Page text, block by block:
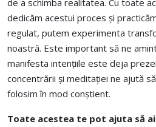
de a schimba realitatea. Cu toate
dedicăm acestui proces și
regulat, putem experimenta
noastră. Este important să ne
manifesta intențiile este deja
concentrării și meditației ne ajută
folosim în mod conștient.
Toate acestea te pot ajuta să